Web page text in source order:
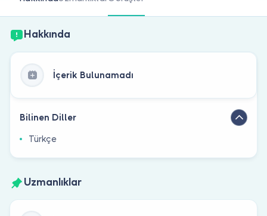
Hakkında
İçerik Bulunamadı
Bilinen Diller
Türkçe
Uzmanlıklar